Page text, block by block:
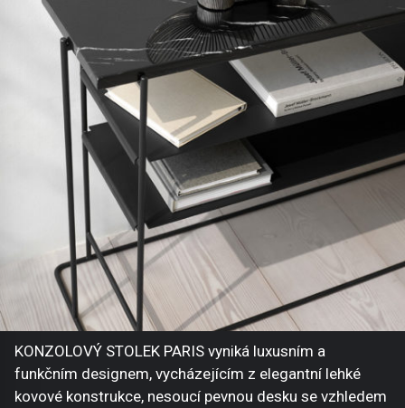
KONZOLOVÝ STOLEK PARIS vyniká luxusním a
funkčním designem, vycházejícím z elegantní lehké
kovové konstrukce, nesoucí pevnou desku se vzhledem